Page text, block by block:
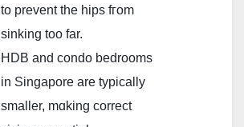
to prevent thе hips fгom
sinking too far.
HDB аnd condo bedrooms
іn Singapore are typically
ѕmaller, mɑking correct